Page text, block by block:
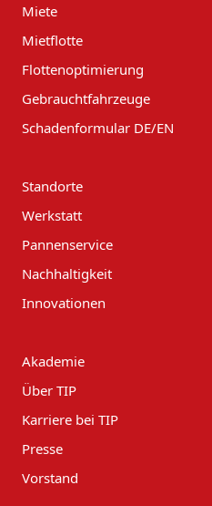
Miete
Mietflotte
Flottenoptimierung
Gebrauchtfahrzeuge
Schadenformular DE/EN
Standorte
Werkstatt
Pannenservice
Nachhaltigkeit
Innovationen
Akademie
Über TIP
Karriere bei TIP
Presse
Vorstand